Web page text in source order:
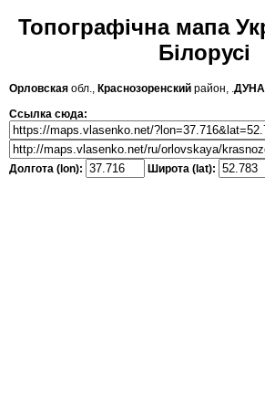
Топографічна мапа
Білорусі
Орловская обл., Краснозоренский район, .
Ссылка сюда:
Долгота (lon): Широта (lat):